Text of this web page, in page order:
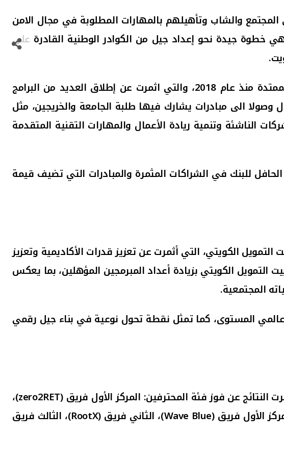
والشاب وتأهيلهم بالمهارات المطلوبة في مجال الامن
هي خطوة جيدة نحو إعداد جيل من الكوادر الوطنية القادرة على
والممتدة منذ عام 2018، والتي اثمرت عن إطلاق العديد من البرامج
وصولا الى مبادرات يشارك فيها طلبة الجامعة والخريجين، مثل
الناشئة وتنمية ريادة الأعمال والمهارات التقنية المتقدمة
للبنك في الشراكات المثمرة والمبادرات التي تضيف قيمة
الكويتي، التي أثمرت عن تعزيز قدرات الأكاديمية وتعزيز
الكويتي بزيادة أعداد المبرمجين المؤهلين، بما يعكس
المجتمعية.
المستوى، كما تمثل نقطة تحول نوعية في بناء جيل رقمي
عن فوز فئة المحترفين: المركز الأول فريق (zero2RET)
،
الأول فريق (Wave Blue)، الثاني فريق (RootX)، الثالث فريق